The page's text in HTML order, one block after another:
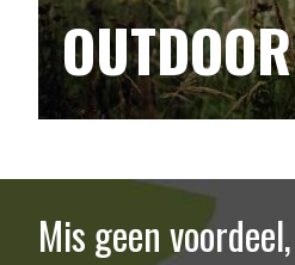
OUTDOOR
Mis geen